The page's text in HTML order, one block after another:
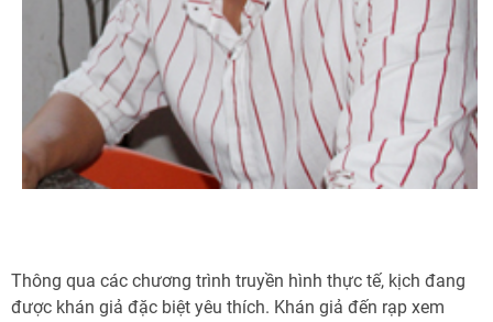
Thông qua các chương trình truyền hình thực tế, kịch đang
được khán giả đặc biệt yêu thích. Khán giả đến rạp xem